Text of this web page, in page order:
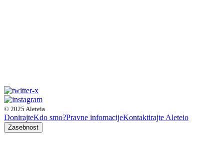
© 2025 Aleteia
DonirajteKdo smo?Pravne infomacijeKontaktirajte Aleteio
Zasebnost